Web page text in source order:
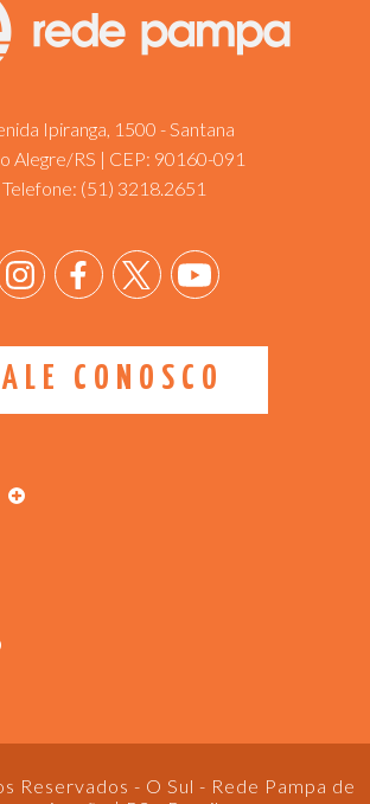
Ipiranga, 1500 - Santana
Alegre/RS | CEP: 90160-091
Telefone: (51) 3218.2651
CONOSCO
Reservados - O Sul - Rede Pampa de